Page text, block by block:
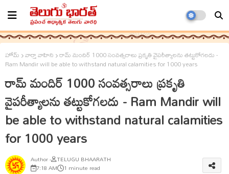
హోమ్ వార్తా వాహిని రామ్ మందిర్ 1000 సంవత్సరాలు ప్రకృతి వైపరీత్యాలను తట్టుకోగలదు -
Ram Mandir will be able to withstand natural calamities for 1000 years
రామ్ మందిర్ 1000 సంవత్సరాలు ప్రకృతి
వైపరీత్యాలను తట్టుకోగలదు - Ram Mandir will
be able to withstand natural calamities
for 1000 years
TELUGU BHAARATH
7:18 AM 1 minute read